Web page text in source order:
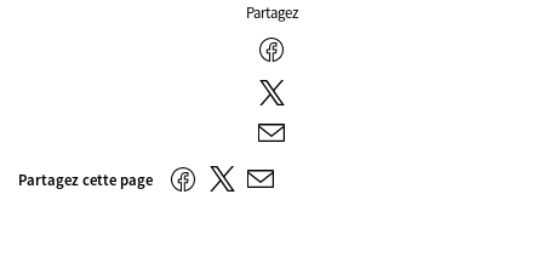
Partagez
Facebook
Twitter
E-
mail
Partagez cette page FacebookTwitter
E-